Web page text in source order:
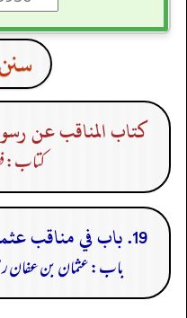
كتاب المناقب عن
کتاب:
19. باب في مناقب عثمان بن عفان رضى الله عنه
باب: عثمان بن عفان